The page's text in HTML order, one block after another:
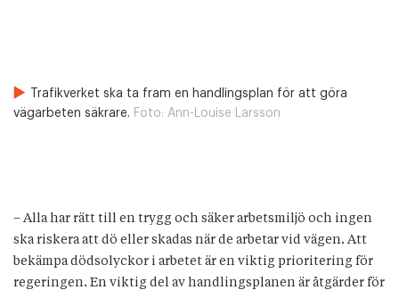
Trafikverket ska ta fram en handlingsplan för att göra
vägarbeten säkrare. Foto: Ann-Louise Larsson
– Alla har rätt till en trygg och säker arbetsmiljö och ingen
ska riskera att dö eller skadas när de arbetar vid vägen. Att
bekämpa dödsolyckor i arbetet är en viktig prioritering för
regeringen. En viktig del av handlingsplanen är åtgärder för